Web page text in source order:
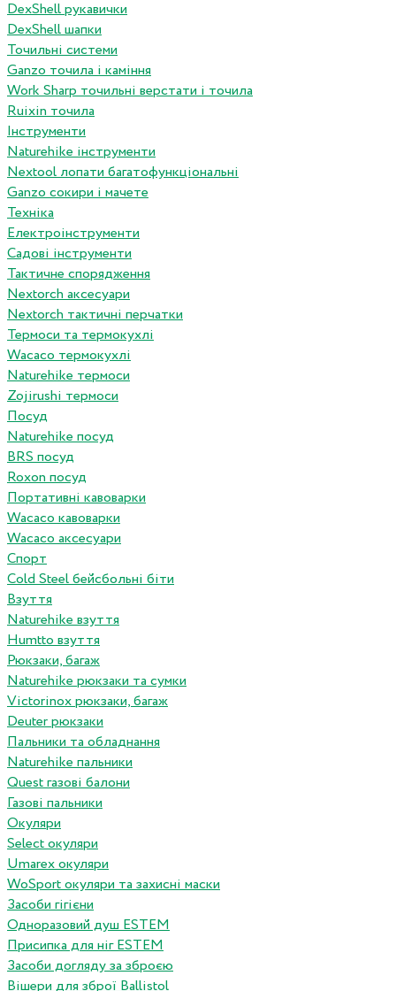
DexShell рукавички
DexShell шапки
Точильні системи
Ganzo точила і каміння
Work Sharp точильні верстати і точила
Ruixin точила
Інструменти
Naturehike інструменти
Nextool лопати багатофункціональні
Ganzo сокири і мачете
Техніка
Електроінструменти
Садові інструменти
Тактичне спорядження
Nextorch аксесуари
Nextorch тактичні перчатки
Термоси та термокухлі
Wacaco термокухлі
Naturehike термоси
Zojirushi термоси
Посуд
Naturehike посуд
BRS посуд
Roxon посуд
Портативні кавоварки
Wacaco кавоварки
Wacaco аксесуари
Спорт
Cold Steel бейсбольні біти
Взуття
Naturehike взуття
Humtto взуття
Рюкзаки, багаж
Naturehike рюкзаки та сумки
Victorinox рюкзаки, багаж
Deuter рюкзаки
Пальники та обладнання
Naturehike пальники
Quest газові балони
Газові пальники
Окуляри
Select окуляри
Umarex окуляри
WoSport окуляри та захисні маски
Засоби гігієни
Одноразовий душ ESTEM
Присипка для ніг ESTEM
Засоби догляду за зброєю
Вішери для зброї Ballistol